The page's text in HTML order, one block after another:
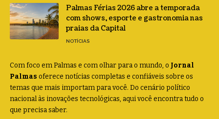
Palmas Férias 2026 abre a temporada
com shows, esporte e gastronomia nas
praias da Capital
NOTÍCIAS
Com foco em Palmas e com olhar para o mundo, o Jornal
Palmas oferece notícias completas e confiáveis sobre os
temas que mais importam para você. Do cenário político
nacional às inovações tecnológicas, aqui você encontra tudo o
que precisa saber.